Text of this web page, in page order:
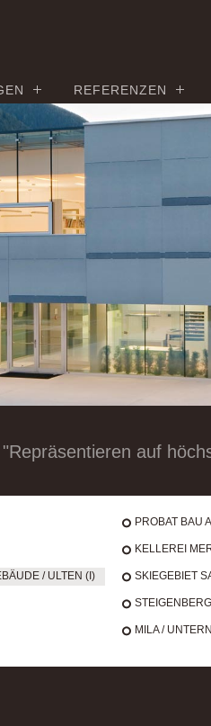
REFERENZEN
auf
PROBAT BAU
KELLEREI
/ ULTEN (I) SKIEGEBIET
MILA /